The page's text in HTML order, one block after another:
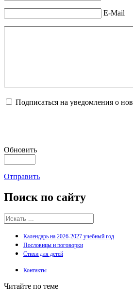
E-Mail
Подписаться на уведомления о
Обновить
Отправить
Поиск по сайту
Календарь на 2026-2027 учебный год
Пословицы и поговорки
Стихи для детей
Контакты
Читайте по теме